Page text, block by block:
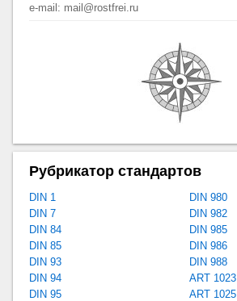
e-mail: mail@rostfrei.ru
Рубрикатор стандартов
DIN 1
DIN 7
DIN 84
DIN 85
DIN 93
DIN 94
DIN 95
DIN 980
DIN 982
DIN 985
DIN 986
DIN 988
ART 1023
ART 1025